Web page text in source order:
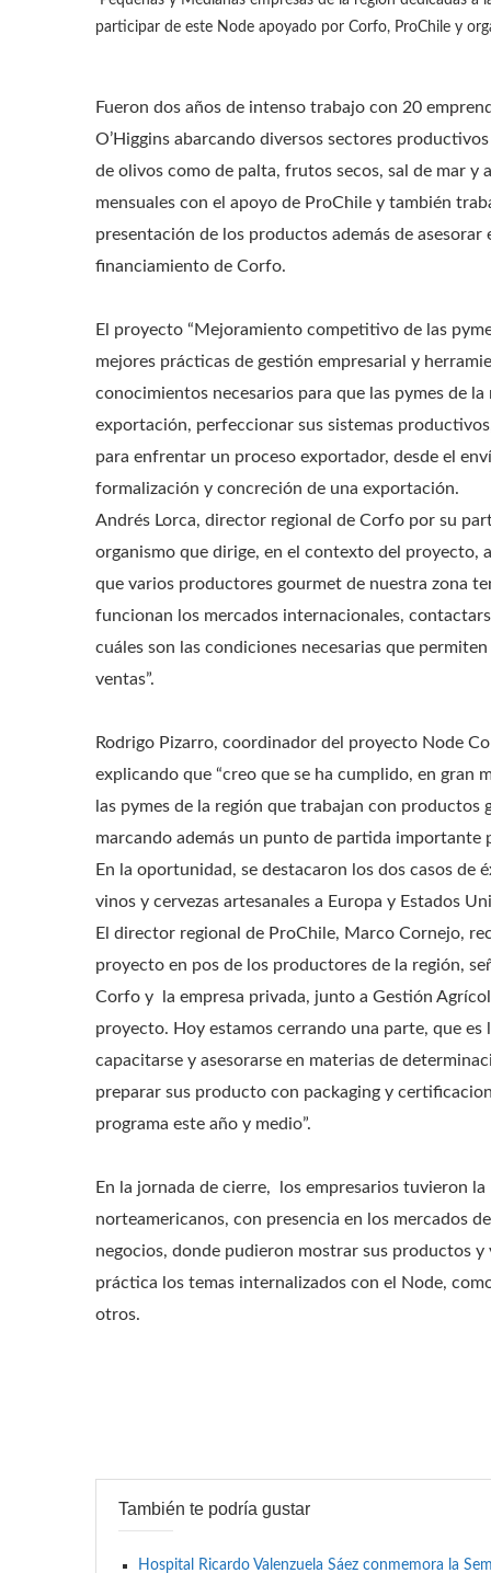
participar de este Node apoyado por Corfo, ProChile y
Fueron dos años de intenso trabajo con 20
O’Higgins abarcando diversos sectores
de olivos como de palta, frutos secos, sal de mar y
mensuales con el apoyo de ProChile y también
presentación de los productos además de
financiamiento de Corfo.
El proyecto “Mejoramiento competitivo de las
mejores prácticas de gestión empresarial y
conocimientos necesarios para que las pymes de
exportación, perfeccionar sus sistemas
para enfrentar un proceso exportador, desde el
formalización y concreción de una exportación.
Andrés Lorca, director regional de Corfo por su
organismo que dirige, en el contexto del proyecto,
que varios productores gourmet de nuestra zona
funcionan los mercados internacionales,
cuáles son las condiciones necesarias que
ventas”.
Rodrigo Pizarro, coordinador del proyecto Node
explicando que “creo que se ha cumplido, en gran
las pymes de la región que trabajan con
marcando además un punto de partida importante
En la oportunidad, se destacaron los dos casos
vinos y cervezas artesanales a Europa y Estados
El director regional de ProChile, Marco Cornejo,
proyecto en pos de los productores de la región,
Corfo y la empresa privada, junto a Gestión
proyecto. Hoy estamos cerrando una parte, que
capacitarse y asesorarse en materias de
preparar sus producto con packaging y
programa este año y medio”.
En la jornada de cierre, los empresarios tuvieron
norteamericanos, con presencia en los mercados
negocios, donde pudieron mostrar sus productos
práctica los temas internalizados con el Node,
otros.
También te podría gustar
Hospital Ricardo Valenzuela Sáez conmemora la